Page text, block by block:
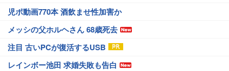
児ポ動画770本 酒飲ませ性加害か
メッシの父ホルヘさん 68歳死去
注目 古いPCが復活するUSB
レインボー池田 求婚失敗も告白